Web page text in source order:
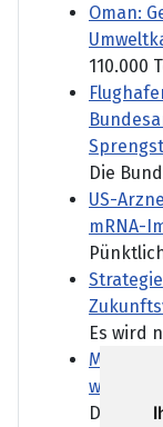
Oman:
110.000
Die
US-
mRNA-
Es wird
Der